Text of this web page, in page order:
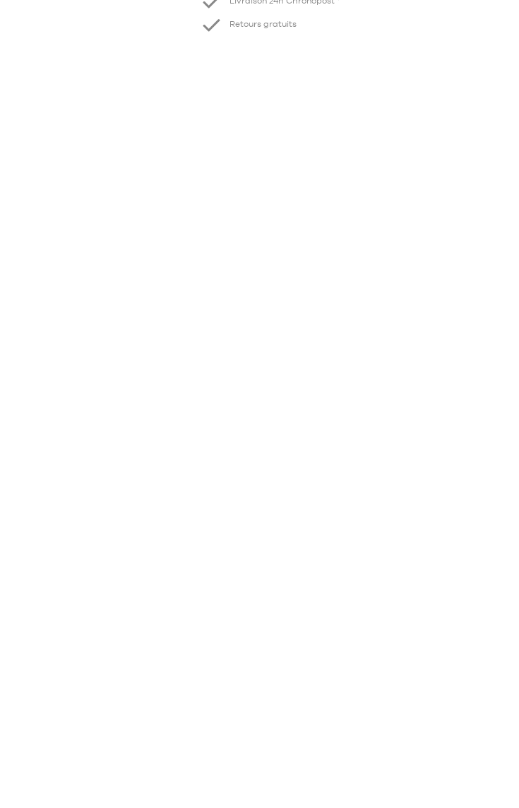
Retours gratuits